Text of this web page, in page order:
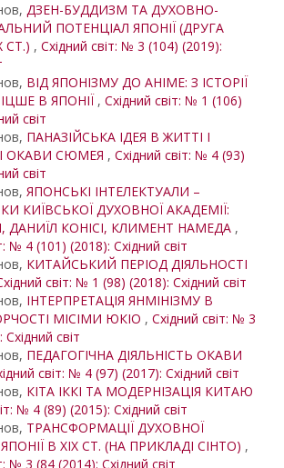
ДЗЕН-БУДДИЗМ ТА ДУХОВНО-
ПОТЕНЦІАЛ ЯПОНІЇ (ДРУГА
СТ.) , Східний світ: № 3 (104) (2019):
ВІД ЯПОНІЗМУ ДО АНІМЕ: З ІСТОРІЇ
В ЯПОНІЇ , Східний світ: № 1 (106)
світ
ПАНАЗІЙСЬКА ІДЕЯ В ЖИТТІ І
ОКАВИ СЮМЕЯ , Східний світ: № 4 (93)
світ
ЯПОНСЬКІ ІНТЕЛЕКТУАЛИ –
КИЇВСЬКОЇ ДУХОВНОЇ АКАДЕМІЇ:
ДАНИЇЛ КОНІСІ, КЛИМЕНТ НАМЕДА ,
№ 4 (101) (2018): Східний світ
КИТАЙСЬКИЙ ПЕРІОД ДІЯЛЬНОСТІ
світ: № 1 (98) (2018): Східний світ
ІНТЕРПРЕТАЦІЯ ЯНМІНІЗМУ В
МІСІМИ ЮКІО , Східний світ: № 3
світ
ПЕДАГОГІЧНА ДІЯЛЬНІСТЬ ОКАВИ
світ: № 4 (97) (2017): Східний світ
КІТА ІККІ ТА МОДЕРНІЗАЦІЯ КИТАЮ
№ 4 (89) (2015): Східний світ
ТРАНСФОРМАЦІЇ ДУХОВНОЇ
В ХІХ СТ. (НА ПРИКЛАДІ СІНТО) ,
№ 3 (84 (2014): Східний світ